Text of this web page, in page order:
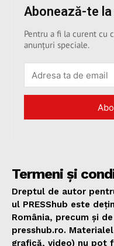
Abonează-te
Pentru a fi la curent cu
anunțuri speciale.
Termeni și
Dreptul de autor
ul PRESShub este
România, precum și
presshub.ro.
grafică, video) nu pot